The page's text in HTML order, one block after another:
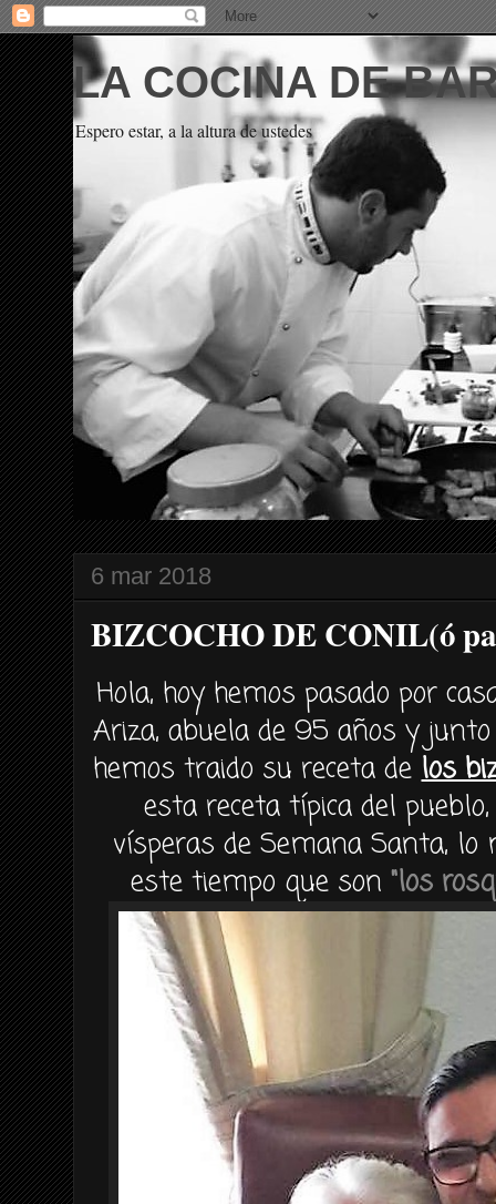
LA COCINA DE
Espero estar, a la altura de ustedes
6 mar 2018
BIZCOCHO DE CONIL(ó
Hola, hoy hemos pasado por
Ariza, abuela de 95 años y
hemos traido su receta delos
esta receta típica del
vísperas de Semana Santa,
este tiempo que son"los